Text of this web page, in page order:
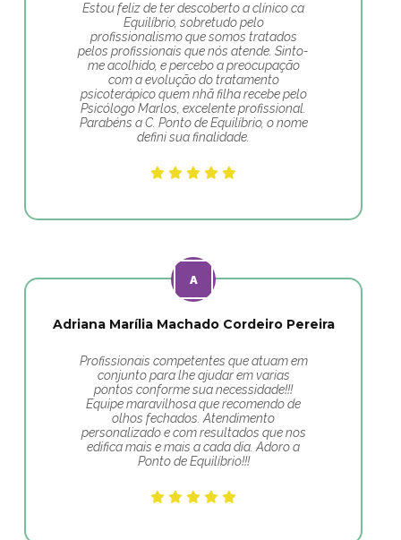
Estou feliz de ter descoberto a clínico ca
Equilíbrio, sobretudo pelo
profissionalismo que somos tratados
pelos profissionais que nós atende. Sinto-
me acolhido, e percebo a preocupação
com a evolução do tratamento
psicoterápico quem nhã filha recebe pelo
Psicólogo Marlos, excelente profissional.
Parabéns a C. Ponto de Equilíbrio, o nome
defini sua finalidade.
Adriana Marília Machado Cordeiro Pereira
Profissionais competentes que atuam em
conjunto para lhe ajudar em varias
pontos conforme sua necessidade!!!
Equipe maravilhosa que recomendo de
olhos fechados. Atendimento
personalizado e com resultados que nos
edifica mais e mais a cada dia. Adoro a
Ponto de Equilíbrio!!!